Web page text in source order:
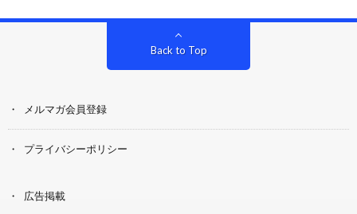
Back to Top
メルマガ会員登録
プライバシーポリシー
広告掲載